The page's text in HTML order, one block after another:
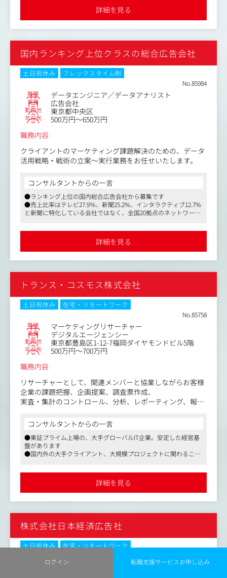
ログイン 転職支援サービスお申し込み
・クライアントへの報告書やレポート作成
・営業社員とともにクライアントへのプレゼン
緻密なマーケティング調査・分析情報を強みとし「効果が
出る根拠」をしっかりと提示した上で提案を行うことが可
能です。
詳細を見る
国内ランキング上位クラスの総合広告会社
土日祝休み
フレックスタイム制
No.85984
職種 データエンジニア／データアナリスト
業種 広告会社
勤務地 東京都中央区
年収例
500万円～650万円
職務内容
クライアントのマーケティング課題解決のための、データ
活用戦略・戦術の立案～実行業務をお任せいたします。
コンサルタントからの一言
●ランキング上位の国内総合広告会社から募集です
●売上比率はテレビ27.9％、新聞25.2%、インタラクティブ12.7%
と新聞に特化している会社ではなく、全国20拠点のネットワーク
詳細を見る
トランス・コスモス株式会社
土日祝休み
在宅・リモートワーク
No.85758
職種 マーケティングリサーチャー
業種 デジタルエージェンシー
勤務地 東京都豊島区1-12-7福岡ダイヤモンドビル5階
年収例
500万円～700万円
職務内容
リサーチャーとして、関連メンバーと協業しながらお客様
企業の課題把握、企画提案、調査票作成、
実査・集計のコントロール、分析、レポーティング、報告
＜詳細＞
顧客満足度調査などを中心に案件開始から終了まで関わる
ことができ、金融業界を中心とした様々なお客様企業の課
題解決をサポートすることができます。
査や、顧客体験（CX | Customer Experience）改善のフレ
ームワークを設計するための自主企画調査など、社内の意
そのため、これまでご経験を積まれた設計・分析の知見を
中心としたリサーチャーとしてのノウハウを活かすことも
できますし、加えて、様々なお客様と関わることで、自身
伸ばすことができます。
コンサルタントからの一言
●東証プライム上場の、大手グローバルIT企業。安定した経営基
盤があります
●国内外の大手クライアント、大規模プロジェクトに関わること
詳細を見る
株式会社日本経済広告社
土日祝休み
在宅・リモートワーク
ストラテジックプランナー